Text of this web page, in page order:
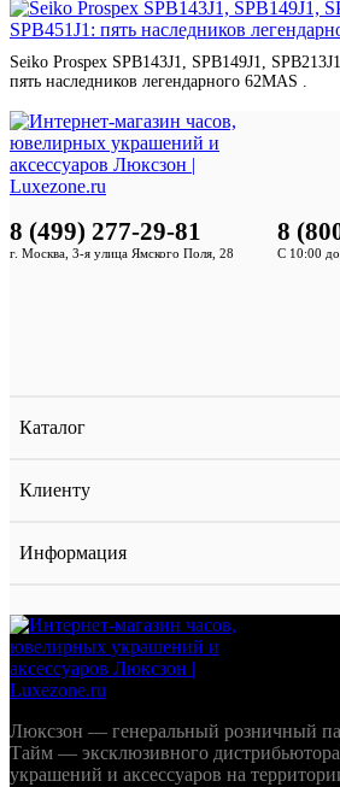
Seiko Prospex SPB143J1, SPB149J1,
пять наследников легендарного 62MAS .
Каталог
Клиенту
Информация
8 (499) 277-29-81
г. Москва, 3-я улица Ямского Поля, 28
8
С 10:00
Люксзон — генеральный розничный
Тайм — эксклюзивного
украшений и аксессуаров на